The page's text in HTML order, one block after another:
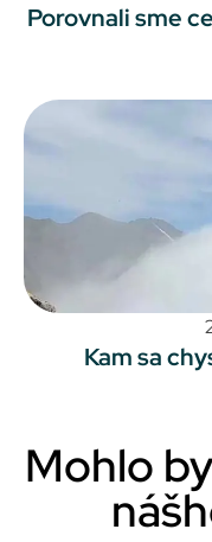
Porovnali sme
Kam sa
Mohlo